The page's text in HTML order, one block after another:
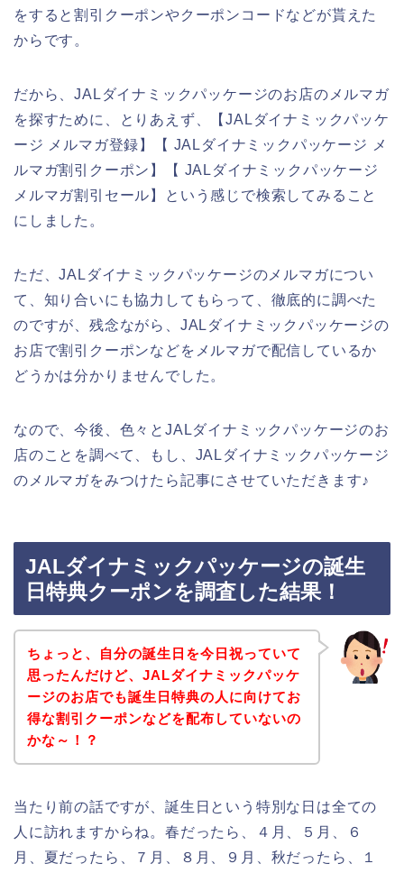
をすると割引クーポンやクーポンコードなどが貰えた
からです。
だから、JALダイナミックパッケージのお店のメルマガ
を探すために、とりあえず、【JALダイナミックパッケ
ージ メルマガ登録】【 JALダイナミックパッケージ メ
ルマガ割引クーポン】【 JALダイナミックパッケージ
メルマガ割引セール】という感じで検索してみること
にしました。
ただ、JALダイナミックパッケージのメルマガについ
て、知り合いにも協力してもらって、徹底的に調べた
のですが、残念ながら、JALダイナミックパッケージの
お店で割引クーポンなどをメルマガで配信しているか
どうかは分かりませんでした。
なので、今後、色々とJALダイナミックパッケージのお
店のことを調べて、もし、JALダイナミックパッケージ
のメルマガをみつけたら記事にさせていただきます♪
JALダイナミックパッケージの誕生
日特典クーポンを調査した結果！
ちょっと、自分の誕生日を今日祝っていて
思ったんだけど、JALダイナミックパッケ
ージのお店でも誕生日特典の人に向けてお
得な割引クーポンなどを配布していないの
かな～！？
当たり前の話ですが、誕生日という特別な日は全ての
人に訪れますからね。春だったら、４月、５月、６
月、夏だったら、７月、８月、９月、秋だったら、１